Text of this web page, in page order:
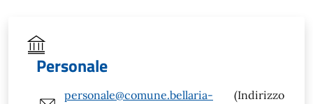
Personale
personale@comune.bellaria-
(Indirizzo